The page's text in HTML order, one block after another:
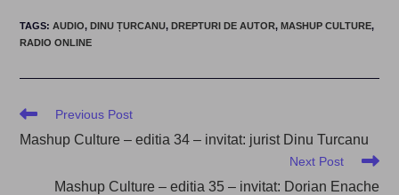
TAGS:AUDIO, DINU ȚURCANU, DREPTURI DE AUTOR, MASHUP CULTURE,
RADIO ONLINE
Read
articles
Previous Post
Mashup Culture – editia 34 – invitat: jurist Dinu Turcanu
Next Post
Mashup Culture – editia 35 – invitat: Dorian Enache